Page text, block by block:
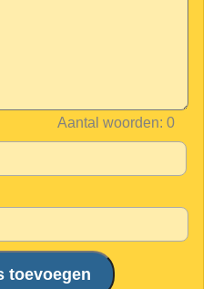
Aantal woorden: